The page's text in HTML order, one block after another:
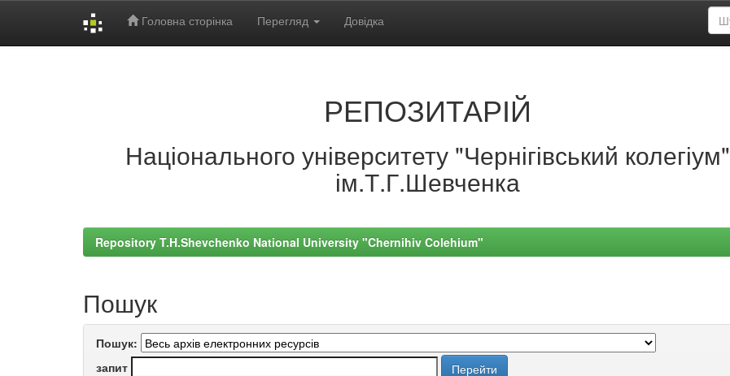
Головна сторінка Перегляд Довідка
РЕПОЗИТАРІЙ
Національного університету "Чернігівський колегіум"
ім.Т.Г.Шевченка
Repository T.H.Shevchenko National University "Chernihiv Colehium"
Пошук
Пошук:
запит